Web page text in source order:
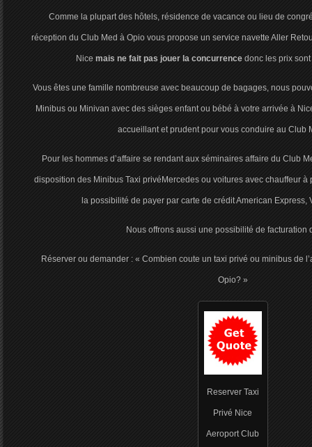
Comme la plupart des hôtels, résidence de vacance ou lieu de
réception du Club Med à Opio vous propose un service navette Aller
Nice mais ne fait pas jouer la concurrencedonc les prix sont
Vous êtes une famille nombreuse avec beaucoup de bagages, nous
Minibus ou Minivan avec des sièges enfant ou bébé à votre arrivée à
accueillant et prudent pour vous conduire au Club
Pour les hommes d’affaire se rendant aux séminaires affaire du Club
disposition des Minibus Taxi privéMercedes ou voitures avec chauffeur à
la possibilité de payer par carte de crédit American Express,
Nous offrons aussi une possibilité de facturation
Réserver ou demander : « Combien coute un taxi privé ou minibus de
Opio? »
Reserver Taxi
Privé Nice
Aeroport Club